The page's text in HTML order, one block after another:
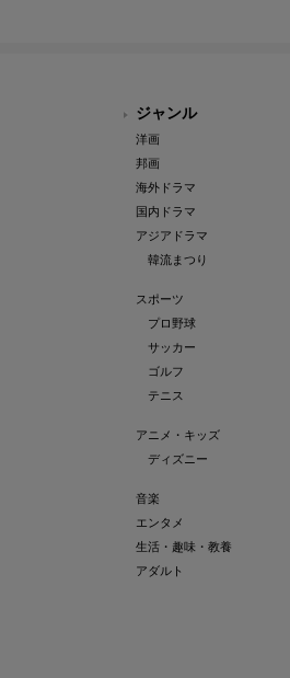
ジャンル
洋画
邦画
海外ドラマ
国内ドラマ
アジアドラマ
韓流まつり
スポーツ
プロ野球
サッカー
ゴルフ
テニス
アニメ・キッズ
ディズニー
音楽
エンタメ
生活・趣味・教養
アダルト